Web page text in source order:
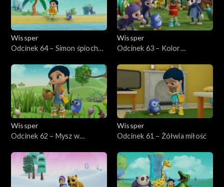
Wissper
Odcinek 64 – Simon śpioch
Wissper
Odcinek 63 – Kolor
Wissper
Odcinek 62 – Mysz w
Wissper
Odcinek 61 – Żółwia miłość